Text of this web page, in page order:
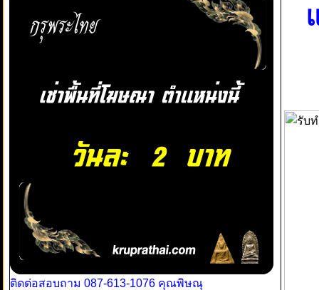
ติดต่อสอบถาม 087-613-1076 คุณพิษณุ